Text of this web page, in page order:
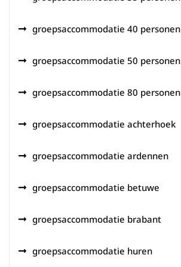
groepsaccommodatie 40 personen
groepsaccommodatie 50 personen
groepsaccommodatie 80 personen
groepsaccommodatie achterhoek
groepsaccommodatie ardennen
groepsaccommodatie betuwe
groepsaccommodatie brabant
groepsaccommodatie huren